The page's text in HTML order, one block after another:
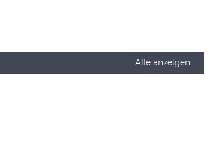
Alle anzeigen